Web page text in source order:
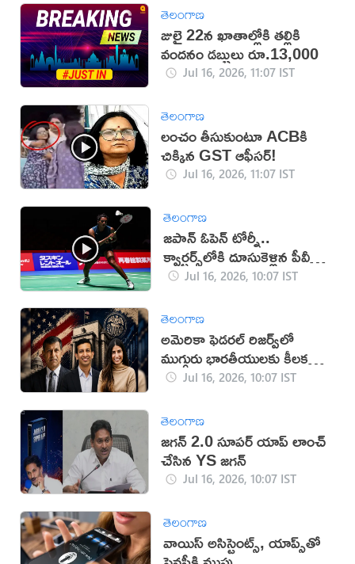
తెలంగాణ
జులై 22న ఖాతాల్లోకి తల్లికి
వందనం డబ్బులు రూ.13,000
Jul 16, 2026, 11:07 IST
తెలంగాణ
లంచం తీసుకుంటూ ACBకి
చిక్కిన GST ఆఫీసర్!
Jul 16, 2026, 11:07 IST
తెలంగాణ
జపాన్ ఓపెన్ టోర్నీ..
క్వార్టర్స్‌లోకి దూసుకెళ్లిన పీవీ
సింధుJul 16, 2026, 10:07 IST
తెలంగాణ
అమెరికా ఫెడరల్ రిజర్వ్‌లో
ముగ్గురు భారతీయులకు కీలక
పదవులు
Jul 16, 2026, 10:07 IST
తెలంగాణ
జగన్‌ 2.0 సూపర్‌ యాప్‌ లాంచ్
చేసిన YS జగన్‌
Jul 16, 2026, 10:07 IST
తెలంగాణ
వాయిస్ అసిస్టెంట్స్, యాప్స్‌తో